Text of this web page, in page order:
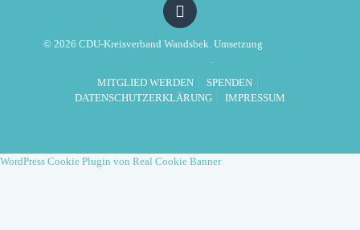
© 2026 CDU-Kreisverband Wandsbek. Umsetzung
.
MITGLIED WERDEN
SPENDEN
DATENSCHUTZERKLÄRUNG
IMPRESSUM
WordPress Cookie Plugin von Real Cookie Banner